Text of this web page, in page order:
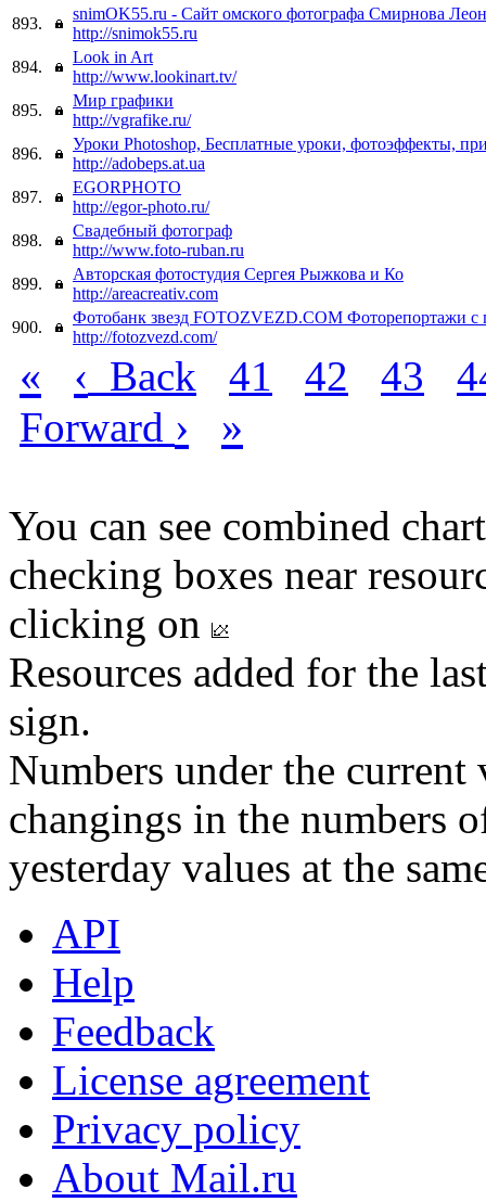
893.
snimOK55.ru - Сайт омского фотографа Смирнова
http://snimok55.ru
894.
Look in Art
http://www.lookinart.tv/
895.
Мир графики
http://vgrafike.ru/
896.
Уроки Photoshop, Бесплатные уроки, фотоэффекты,
http://adobeps.at.ua
897.
EGORPHOTO
http://egor-photo.ru/
898.
Свадебный фотограф
http://www.foto-ruban.ru
899.
Авторская фотостудия Сергея Рыжкова и Ко
http://areacreativ.com
900.
Фотобанк звезд FOTOZVEZD.COM Фоторепортажи с
http://fotozvezd.com/
« ‹ Back 41 42 43
Forward › »
You can see combined
checking boxes near
clicking on
Resources added for the
sign.
Numbers under the
changings in the numbers
yesterday values at the
API
Help
Feedback
License agreement
Privacy policy
About Mail.ru